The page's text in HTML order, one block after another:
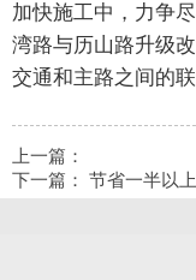
加快施工中，力争
湾路与历山路升级
交通和主路之间的
上一篇：
下一篇： 节省一半以